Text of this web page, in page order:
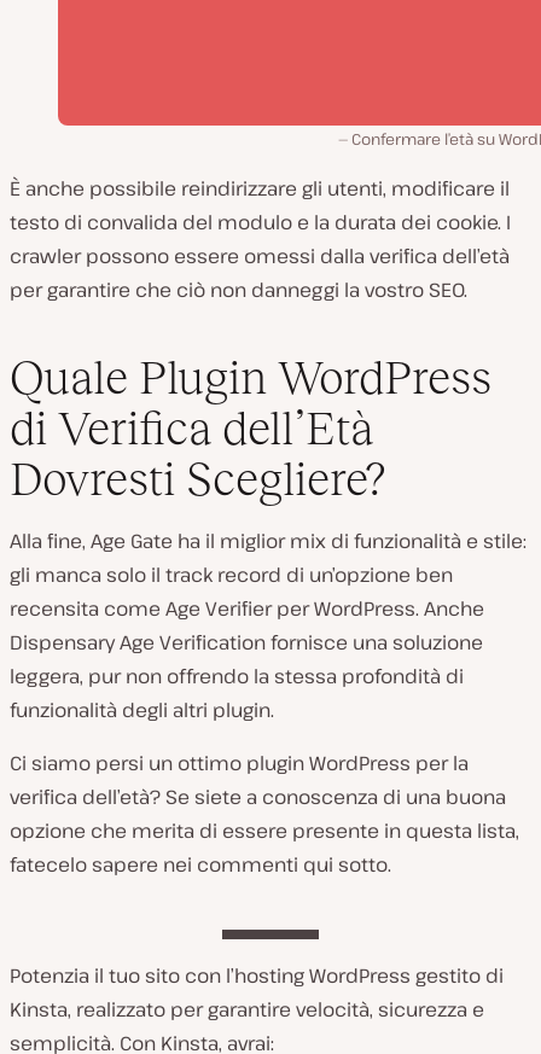
Confermare l’età su
È anche possibile reindirizzare gli utenti, modificare il
testo di convalida del modulo e la durata dei cookie. I
crawler possono essere omessi dalla verifica dell’età
per garantire che ciò non danneggi la vostro SEO.
Quale Plugin WordPress
di Verifica dell’Età
Dovresti Scegliere?
Alla fine, Age Gate ha il miglior mix di funzionalità e stile:
gli manca solo il track record di un’opzione ben
recensita come Age Verifier per WordPress. Anche
Dispensary Age Verification fornisce una soluzione
leggera, pur non offrendo la stessa profondità di
funzionalità degli altri plugin.
Ci siamo persi un ottimo plugin WordPress per la
verifica dell’età? Se siete a conoscenza di una buona
opzione che merita di essere presente in questa lista,
fatecelo sapere nei commenti qui sotto.
Potenzia il tuo sito con l’hosting WordPress gestito di
Kinsta, realizzato per garantire velocità, sicurezza e
semplicità. Con Kinsta, avrai: